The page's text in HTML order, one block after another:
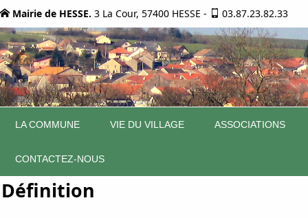
Mairie de HESSE. 3 La Cour, 57400 HESSE - 03.87.23.82.33
LA COMMUNE VIE DU VILLAGE ASSOCIATIONS
CONTACTEZ-NOUS
Définition